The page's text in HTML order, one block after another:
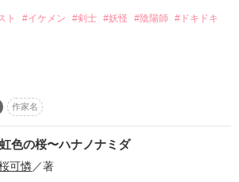
を助けようとするエクソシストの一族の
ト #イケメン #剣士 #妖怪 #陰陽師
#ドキドキ
!!」
ントが翻る
仮面で覆われた顔
作家名
色の桜〜ハナノナミダ
可憐／著